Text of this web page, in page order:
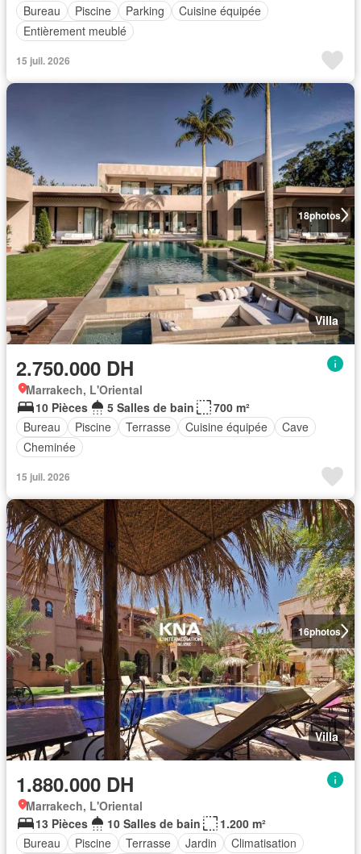
Bureau
Piscine Parking
Cuisine équipée
Entièrement meublé
15 juil. 2026
18photos
Villa
2.750.000 DH
Marrakech, L'Oriental
10 Pièces
5 Salles de bain
700 m²
Bureau
Piscine Terrasse Cuisine équipée
Cave
Cheminée
15 juil. 2026
16photos
Villa
1.880.000 DH
Marrakech, L'Oriental
13 Pièces
10 Salles de bain
1.200 m²
Bureau
Piscine Terrasse Jardin
Climatisation